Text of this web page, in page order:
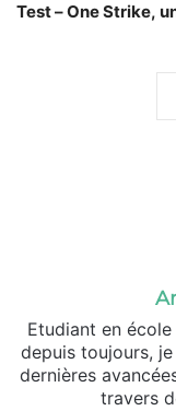
Test – One Strike,
Etudiant en
depuis toujours,
dernières
travers